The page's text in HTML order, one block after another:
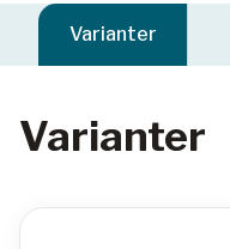
Varianter
Varianter